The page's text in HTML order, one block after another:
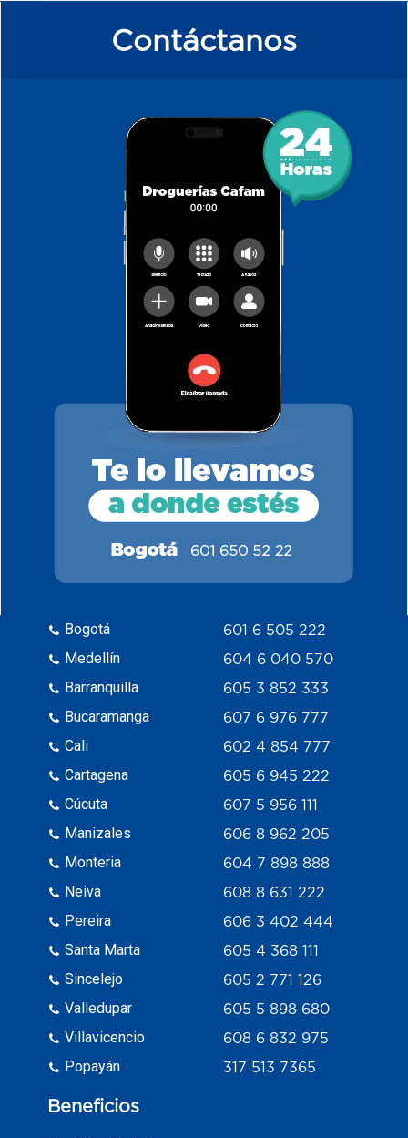
Contáctanos
Bogotá
Medellín
Barranquilla
Bucaramanga
Cali
Cartagena
Cúcuta
Manizales
Monteria
Neiva
Pereira
Santa Marta
Sincelejo
Valledupar
Villavicencio
Popayán
601 6 505 222
604 6 040 570
605 3 852 333
607 6 976 777
602 4 854 777
605 6 945 222
607 5 956 111
606 8 962 205
604 7 898 888
608 8 631 222
606 3 402 444
605 4 368 111
605 2 771 126
605 5 898 680
608 6 832 975
317 513 7365
Beneficios